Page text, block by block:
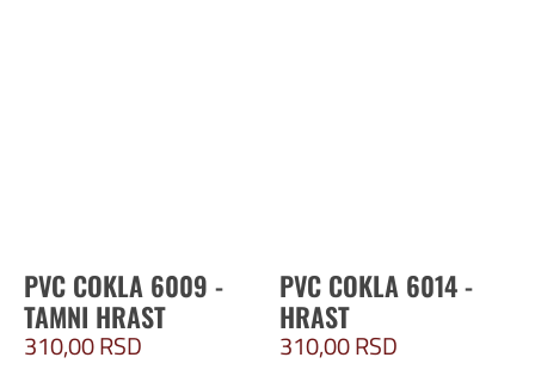
PVC COKLA 6009 -
TAMNI HRAST
310,00RSD
PVC COKLA 6014 -
HRAST
310,00RSD